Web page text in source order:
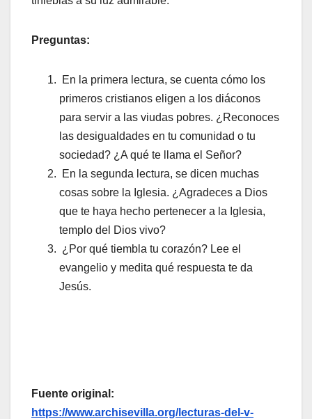
Preguntas:
En la primera lectura, se cuenta cómo los
primeros cristianos eligen a los diáconos
para servir a las viudas pobres. ¿Reconoces
las desigualdades en tu comunidad o tu
sociedad? ¿A qué te llama el Señor?
En la segunda lectura, se dicen muchas
cosas sobre la Iglesia. ¿Agradeces a Dios
que te haya hecho pertenecer a la Iglesia,
templo del Dios vivo?
¿Por qué tiembla tu corazón? Lee el
evangelio y medita qué respuesta te da
Jesús.
Fuente original:
https://www.archisevilla.org/lecturas-del-v-